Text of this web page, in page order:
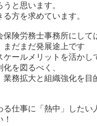
と思います。
る方を求めています。
保険労務士事務所にして
まだまだ発展途上です
ケールメリットを活かし
を図るべく、
業務拡大と組織強化を目
る仕事に「熱中」したい